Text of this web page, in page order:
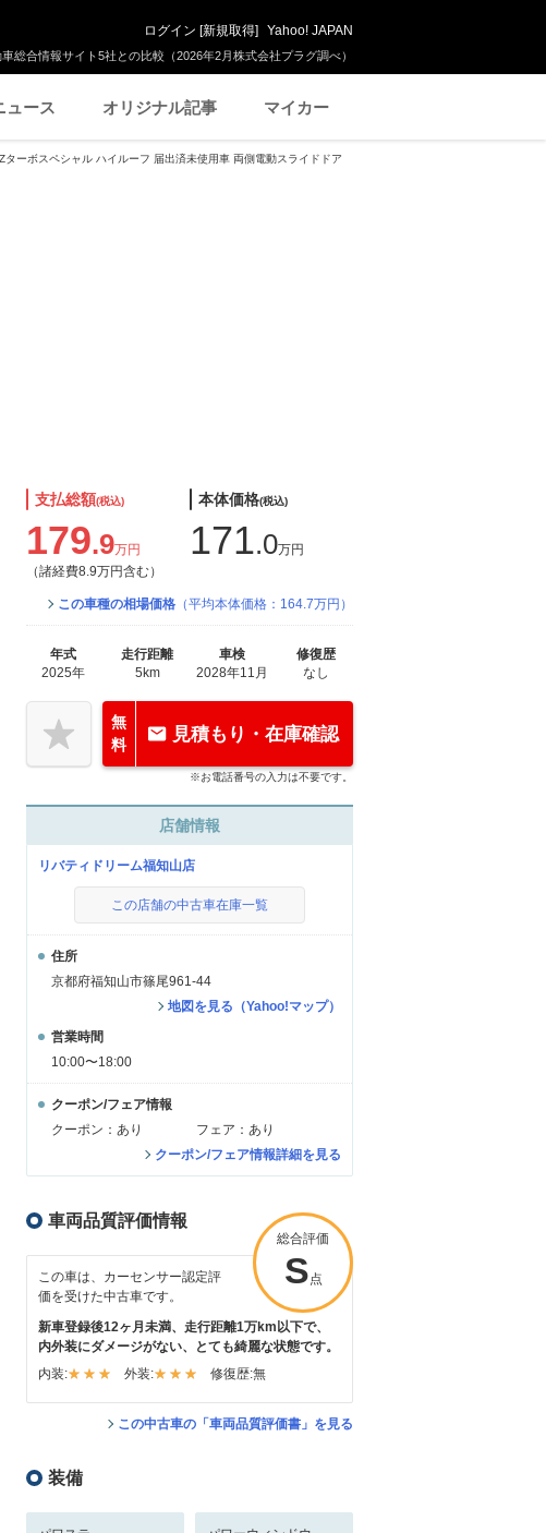
総合情報サイト5社との比較（2026年2月株式会社プラグ調べ）
ログイン [新規取得] Yahoo! JAPAN
ュース オリジナル記事 マイカー
ーボスペシャル ハイルーフ 届出済未使用車 両側電動スライドドア
支払総額(税込)
179.9万円
（諸経費8.9万円含む）
本体価格(税込)
171.0万円
この車種の相場価格 （平均本体価格：164.7万円）
年式
2025年
走行距離
5km
車検
2028年11月
修復歴
なし
無
料
見積もり・在庫確認
※お電話番号の入力は不要です。
店舗情報
リバティドリーム福知山店
この店舗の中古車在庫一覧
住所
京都府福知山市篠尾961-44
地図を見る（Yahoo!マップ）
営業時間
10:00〜18:00
クーポン/フェア情報
クーポン：あり
フェア：あり
クーポン/フェア情報詳細を見る
車両品質評価情報
総合評価
S点
この車は、カーセンサー認定評
価を受けた中古車です。
新車登録後12ヶ月未満、走行距離1万km以下で、
内外装にダメージがない、とても綺麗な状態です。
内装:
外装: 修復歴:無
この中古車の「車両品質評価書」を見る
装備